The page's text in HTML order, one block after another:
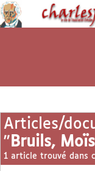
Articles/
" Bruils,
1 article trouvé dans